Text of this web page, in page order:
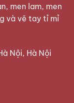
men lam, men
và vẽ tay tỉ mỉ
Nội, Hà Nội